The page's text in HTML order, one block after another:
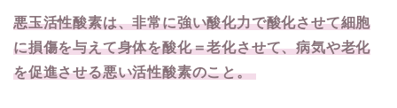
悪玉活性酸素は、非常に強い酸化力で酸化させて細胞
に損傷を与えて身体を酸化＝老化させて、病気や老化
を促進させる悪い活性酸素のこと。